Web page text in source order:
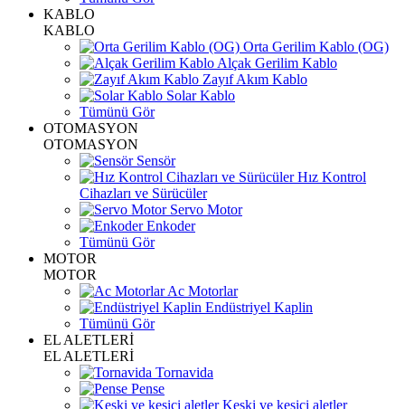
KABLO
KABLO
Orta Gerilim Kablo (OG)
Alçak Gerilim Kablo
Zayıf Akım Kablo
Solar Kablo
Tümünü Gör
OTOMASYON
OTOMASYON
Sensör
Hız Kontrol
Cihazları ve Sürücüler
Servo Motor
Enkoder
Tümünü Gör
MOTOR
MOTOR
Ac Motorlar
Endüstriyel Kaplin
Tümünü Gör
EL ALETLERİ
EL ALETLERİ
Tornavida
Pense
Keski ve kesici aletler